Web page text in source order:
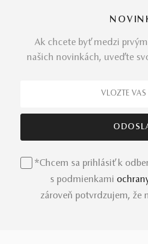
Ak chcete byť medzi
našich novinkách, uveďte
*Chcem sa prihlásiť k
s podmienkami
zároveň potvrdzujem, že